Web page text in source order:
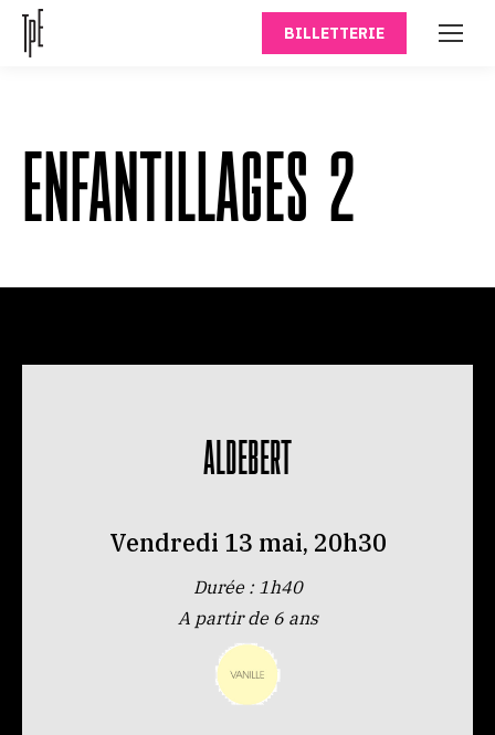
BILLETTERIE
ENFANTILLAGES 2
ALDEBERT
Vendredi 13 mai, 20h30
Durée : 1h40
A partir de 6 ans